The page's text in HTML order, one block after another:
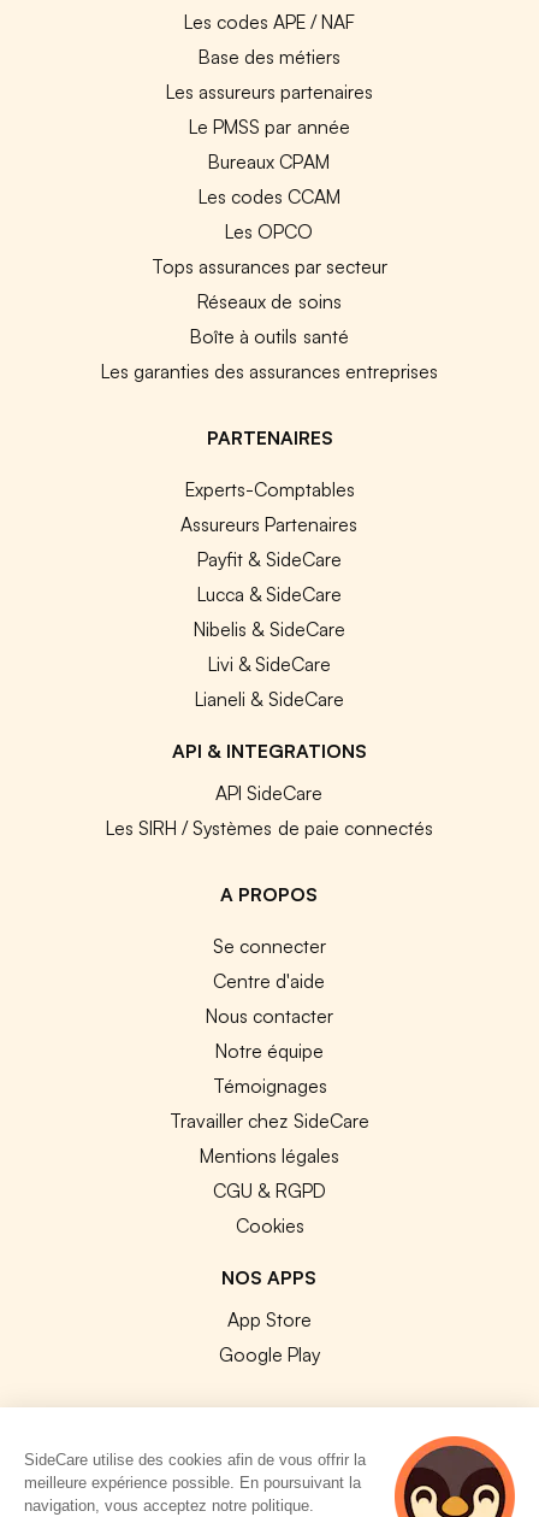
Les codes APE / NAF
Base des métiers
Les assureurs partenaires
Le PMSS par année
Bureaux CPAM
Les codes CCAM
Les OPCO
Tops assurances par secteur
Réseaux de soins
Boîte à outils santé
Les garanties des assurances entreprises
PARTENAIRES
Experts-Comptables
Assureurs Partenaires
Payfit & SideCare
Lucca & SideCare
Nibelis & SideCare
Livi & SideCare
Lianeli & SideCare
API & INTEGRATIONS
API SideCare
Les SIRH / Systèmes de paie connectés
A PROPOS
Se connecter
Centre d'aide
Nous contacter
Notre équipe
Témoignages
Travailler chez SideCare
Mentions légales
CGU & RGPD
Cookies
NOS APPS
App Store
Google Play
© 2026 SideCare. Tous droits réservés.
SideCare utilise des cookies afin de vous offrir la
meilleure expérience possible. En poursuivant la
navigation, vous acceptez notre politique.